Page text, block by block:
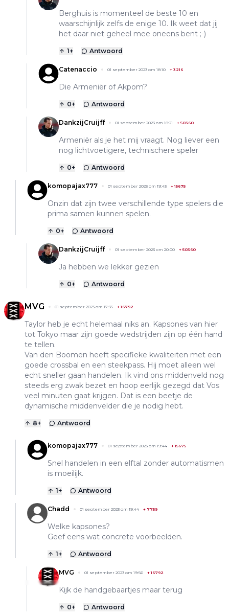
Berghuis is momenteel de beste 10 en
waarschijnlijk zelfs de enige 10. Ik weet dat jij
het daar niet geheel mee oneens bent ;-)
1+ Antwoord
Catenaccio 01 september 2023 om 18:10 + 3216
Die Armeniër of Akpom?
0+ Antwoord
DankzijCruijff 01 september 2023 om 18:21 + 50360
Armeniër als je het mij vraagt. Nog liever een
nog lichtvoetigere, technischere speler
0+ Antwoord
komopajax777 01 september 2023 om 19:43 +15675
Onzin dat zijn twee verschillende type spelers die
prima samen kunnen spelen.
0+ Antwoord
DankzijCruijff 01 september 2023 om 20:00 + 50360
Ja hebben we lekker gezien
0+ Antwoord
MVG 01 september 2023 om 17:35 +16792
Taylor heb je echt helemaal niks an. Kapsones van hier
tot Tokyo maar zijn goede wedstrijden zijn op één hand
te tellen.
Van den Boomen heeft specifieke kwaliteiten met een
goede crossbal en een steekpass. Hij moet alleen wel
echt sneller gaan handelen. Ik vind ons middenveld nog
steeds erg zwak bezet en hoop eerlijk gezegd dat Vos
veel minuten gaat krijgen. Dat is een beetje de
dynamische middenvelder die je nodig hebt.
8+ Antwoord
komopajax777 01 september 2023 om 19:44 +15675
Snel handelen in een elftal zonder automatismen
is moeilijk.
1+ Antwoord
Chadd 01 september 2023 om 19:44 + 7759
Welke kapsones?
Geef eens wat concrete voorbeelden.
1+ Antwoord
MVG 01 september 2023 om 19:56 +16792
Kijk de handgebaartjes maar terug
0+ Antwoord